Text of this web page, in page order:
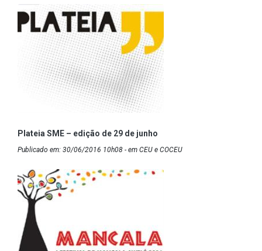
Plateia SME – edição de 29 de junho
Publicado em: 30/06/2016 10h08 - em CEU e COCEU